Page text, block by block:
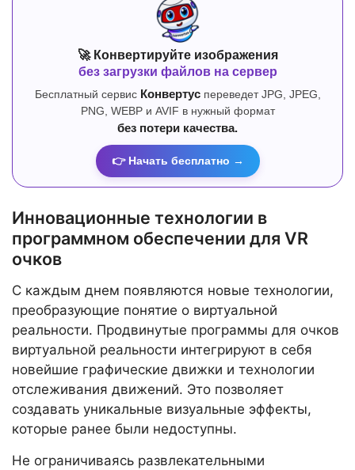
🚀 Конвертируйте изображения
без загрузки файлов на сервер
Бесплатный сервис Конвертуспереведет JPG, JPEG,
PNG, WEBP и AVIF в нужный формат
без потери качества.
👉 Начать бесплатно →
Инновационные технологии в
программном обеспечении для VR
очков
С каждым днем появляются новые технологии,
преобразующие понятие о виртуальной
реальности. Продвинутые программы для очков
виртуальной реальности интегрируют в себя
новейшие графические движки и технологии
отслеживания движений. Это позволяет
создавать уникальные визуальные эффекты,
которые ранее были недоступны.
Не ограничиваясь развлекательными